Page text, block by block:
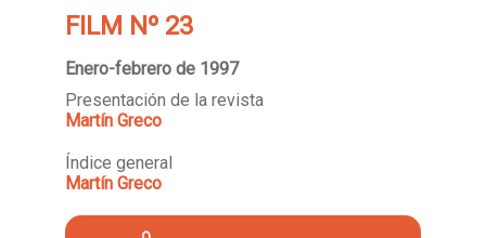
FILM Nº 23
Enero-febrero de 1997
Presentación de la revista
Martín Greco
Índice general
Martín Greco